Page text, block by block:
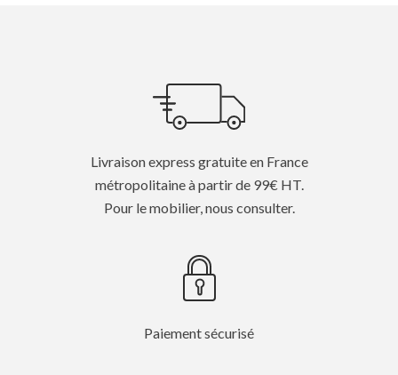
Livraison express gratuite en France
métropolitaine à partir de 99€ HT.
Pour le mobilier, nous consulter.
Paiement sécurisé